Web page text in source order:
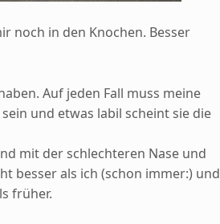
noch in den Knochen. Besser
Auf jeden Fall muss meine
und etwas labil scheint sie die
mit der schlechteren Nase und
besser als ich (schon immer:) und
früher.